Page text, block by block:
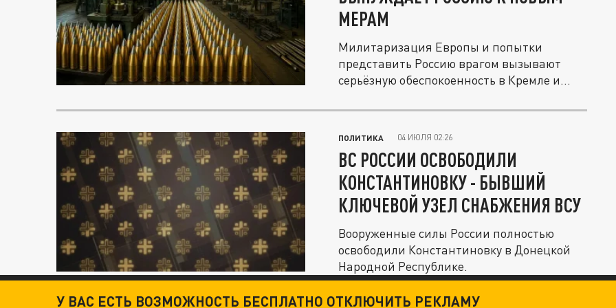
МЕРАМ
Милитаризация Европы и попытки
представить Россию врагом вызывают
серьёзную обеспокоенность в Кремле и...
ПОЛИТИКА 04 ИЮЛЯ 02:26
ВС РОССИИ ОСВОБОДИЛИ
КОНСТАНТИНОВКУ - БЫВШИЙ
КЛЮЧЕВОЙ УЗЕЛ СНАБЖЕНИЯ ВСУ
Вооруженные силы России полностью
освободили Константиновку в Донецкой
Народной Республике.
У ВАС ЕСТЬ ВОЗМОЖНОСТЬ БЕСПЛАТНО ОТКЛЮЧИТЬ РЕКЛАМУ